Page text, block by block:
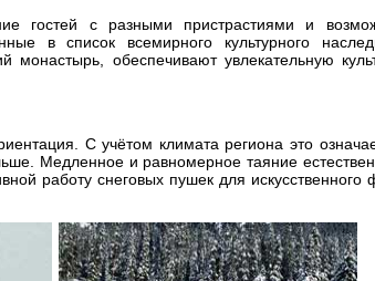
гостей с разными пристрастиями и
в список всемирного культурного
монастырь, обеспечивают увлекательную
С учётом климата региона это
Медленное и равномерное таяние
работу снеговых пушек для